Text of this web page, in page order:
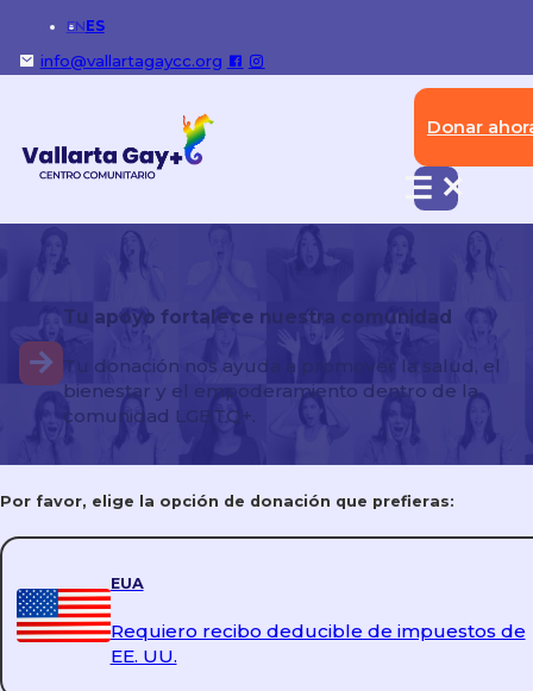
ENES
info@vallartagaycc.org
Donar
Tu apoyo fortalece nuestra comunidad
Tu donación nos ayuda a promover la salud, el
bienestar y el empoderamiento dentro de la
comunidad LGBTQ+.
Por favor, elige la opción de donación que prefieras:
EUA
Requiero recibo deducible de impuestos de
EE. UU.
presentan su nueva línea de
camisetas de edición limitada.
https://outandaboutpv.com/oapv-vallarta-gaycc-
unveil-new-limited-edition-t-shirt-line/